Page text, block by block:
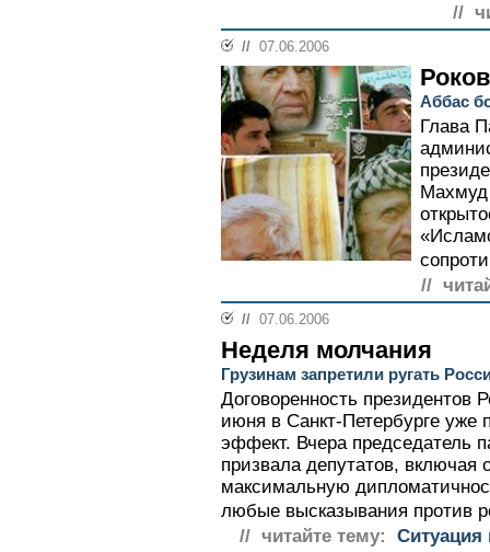
//
// 07.06.2006
Аббас
Глава
//
// 07.06.2006
Неделя молчания
Грузинам запретили ругать
Договоренность президентов
июня в Санкт-Петербурге уже
эффект. Вчера председатель
призвала депутатов, включая
максимальную
любые высказывания против
// читайте тему:
Ситуация